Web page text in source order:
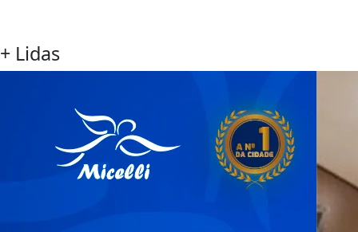
+ Lidas